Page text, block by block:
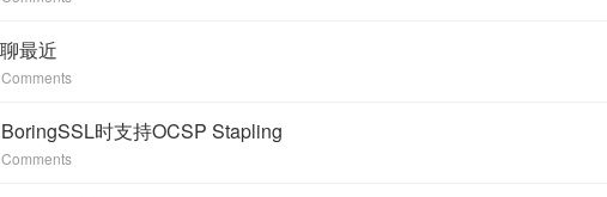
最近
时支持OCSP Stapling